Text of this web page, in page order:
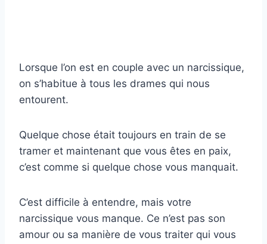
Lorsque l’on est en couple avec un narcissique,
on s’habitue à tous les drames qui nous
entourent.
Quelque chose était toujours en train de se
tramer et maintenant que vous êtes en paix,
c’est comme si quelque chose vous manquait.
C’est difficile à entendre, mais votre
narcissique vous manque. Ce n’est pas son
amour ou sa manière de vous traiter qui vous